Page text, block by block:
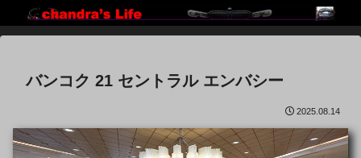
バンコク 21 セントラル エンバシー
2025.08.14